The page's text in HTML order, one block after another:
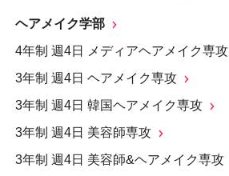
ヘアメイク学部
4年制 週4日 メディアヘアメイク専攻
3年制 週4日 ヘアメイク専攻
3年制 週4日 韓国ヘアメイク専攻
3年制 週4日 美容師専攻
3年制 週4日 美容師&ヘアメイク専攻